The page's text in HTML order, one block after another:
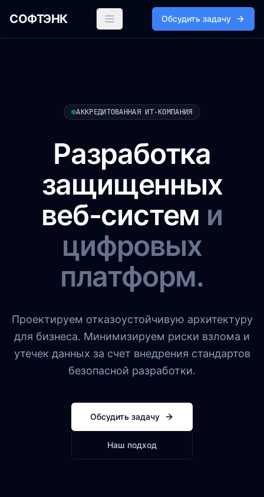
СОФТЭНК Обсудить задачу
АККРЕДИТОВАННАЯ ИТ-КОМПАНИЯ
Разработка
защищенных
веб-систем и
цифровых
платформ.
Проектируем отказоустойчивую архитектуру
для бизнеса. Минимизируем риски взлома и
утечек данных за счет внедрения стандартов
безопасной разработки.
Обсудить задачу
Наш подход